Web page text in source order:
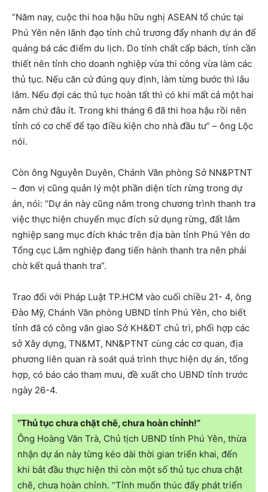
“Năm nay, cuộc thi hoa hậu hữu nghị ASEAN tổ chức tại
Phú Yên nên lãnh đạo tỉnh chủ trương đẩy nhanh dự án để
quảng bá các điểm du lịch. Do tính chất cấp bách, tính cần
thiết nên tỉnh cho doanh nghiệp vừa thi công vừa làm các
thủ tục. Nếu căn cứ đúng quy định, làm từng bước thì lâu
lắm. Nếu đợi các thủ tục hoàn tất thì có khi mất cả một hai
năm chứ đâu ít. Trong khi tháng 6 đã thi hoa hậu rồi nên
tỉnh có cơ chế để tạo điều kiện cho nhà đầu tư” – ông Lộc
nói.
Còn ông Nguyễn Duyên, Chánh Văn phòng Sở NN&PTNT
– đơn vị cũng quản lý một phần diện tích rừng trong dự
án, nói: “Dự án này cũng nằm trong chương trình thanh tra
việc thực hiện chuyển mục đích sử dụng rừng, đất lâm
nghiệp sang mục đích khác trên địa bàn tỉnh Phú Yên do
Tổng cục Lâm nghiệp đang tiến hành thanh tra nên phải
chờ kết quả thanh tra”.
Trao đổi với Pháp Luật TP.HCM vào cuối chiều 21- 4, ông
Đào Mỹ, Chánh Văn phòng UBND tỉnh Phú Yên, cho biết
tỉnh đã có công văn giao Sở KH&ĐT chủ trì, phối hợp các
sở Xây dựng, TN&MT, NN&PTNT cùng các cơ quan, địa
phương liên quan rà soát quá trình thực hiện dự án, tổng
hợp, có báo cáo tham mưu, đề xuất cho UBND tỉnh trước
ngày 26-4.
“Thủ tục chưa chặt chẽ, chưa hoàn chỉnh!”
Ông Hoàng Văn Trà, Chủ tịch UBND tỉnh Phú Yên, thừa
nhận dự án này từng kéo dài thời gian triển khai, đến
khi bắt đầu thực hiện thì còn một số thủ tục chưa chặt
chẽ, chưa hoàn chỉnh. “Tỉnh muốn thúc đẩy phát triển